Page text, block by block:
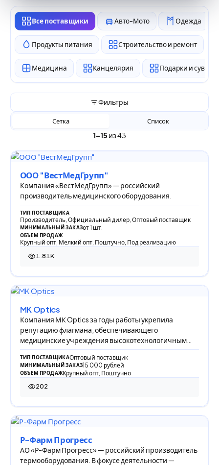
Все поставщики Авто-Мото Одежда
Продукты питания Строительство и ремонт
Медицина Канцелярия Подарки и
Фильтры
1–15 из 43
Сетка Список
ООО "ВестМедГрупп"
Компания «ВестМедГрупп» — российский
производитель медицинского оборудования.
ТИП ПОСТАВЩИКА
Производитель, Официальный дилер, Оптовый поставщик
МИНИМАЛЬНЫЙ ЗАКАЗот 1 шт.
ОБЪЕМ ПРОДАЖ
Крупный опт, Мелкий опт, Поштучно, Под реализацию
1.81K
1 807 просмотров
MK Optics
Компания МК Optics за годы работы укрепила
репутацию флагмана, обеспечивающего
медицинские учреждения высокотехнологичным
оборудованием, спе
ТИП ПОСТАВЩИКАОптовый поставщик
МИНИМАЛЬНЫЙ ЗАКАЗ15 000 рублей
ОБЪЕМ ПРОДАЖКрупный опт, Поштучно
202
202 просмотра
Р-Фарм Прогресс
АО «Р-Фарм Прогресс» — российский производитель
термооборудования. В фокусе деятельности —